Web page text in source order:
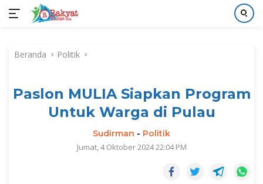
kontenBeranda Politik
Paslon MULIA Siapkan Program
Untuk Warga di Pulau
Sudirman - Politik
Jumat, 4 Oktober 2024 22:04 PM